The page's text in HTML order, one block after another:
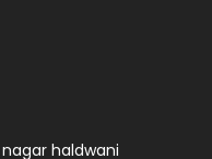
nagar haldwani